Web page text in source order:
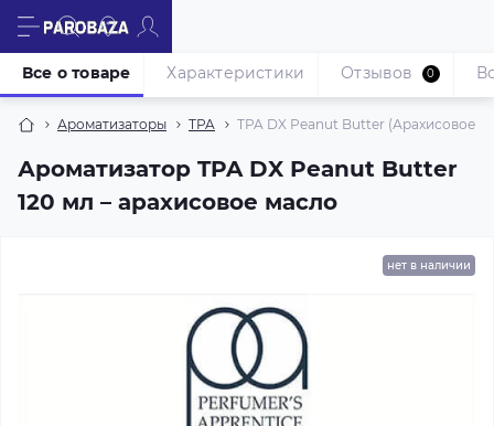
Ароматизаторы TPA TPA DX Peanut Butter (Арахисовое
Ароматизатор TPA DX Peanut Butter
120 мл – арахисовое масло
Все о товаре Характеристики Отзывов 0
нет в наличии